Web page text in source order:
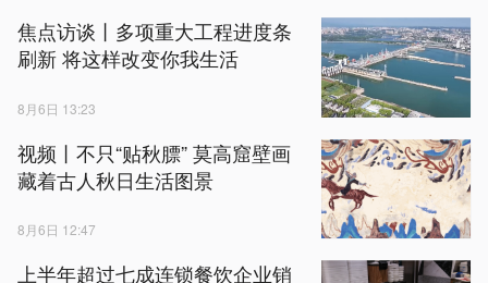
焦点访谈丨多项重大工程进度条
刷新 将这样改变你我生活
8月6日 13:23
视频丨不只“贴秋膘” 莫高窟壁画
藏着古人秋日生活图景
8月6日 12:47
上半年超过七成连锁餐饮企业销